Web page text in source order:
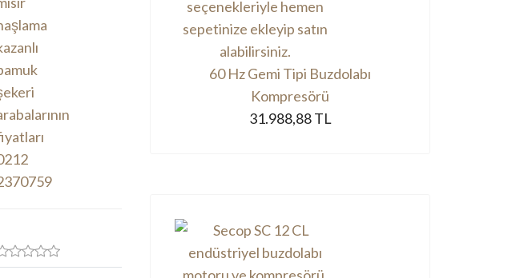
60 Hz Gemi Tipi Buzdolabı
Kompresörü
31.988,88 TL